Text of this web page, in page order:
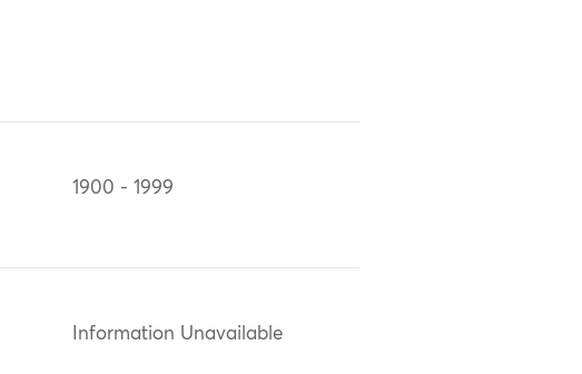
1900 - 1999
Information Unavailable